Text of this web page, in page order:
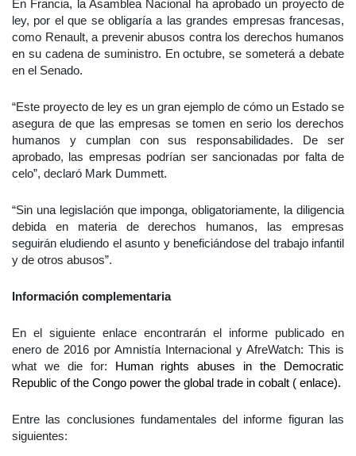
En Francia, la Asamblea Nacional ha aprobado un proyecto de
ley, por el que se obligaría a las grandes empresas francesas,
como Renault, a prevenir abusos contra los derechos humanos
en su cadena de suministro. En octubre, se someterá a debate
en el Senado.
“Este proyecto de ley es un gran ejemplo de cómo un Estado se
asegura de que las empresas se tomen en serio los derechos
humanos y cumplan con sus responsabilidades. De ser
aprobado, las empresas podrían ser sancionadas por falta de
celo”, declaró Mark Dummett.
“Sin una legislación que imponga, obligatoriamente, la diligencia
debida en materia de derechos humanos, las empresas
seguirán eludiendo el asunto y beneficiándose del trabajo infantil
y de otros abusos”.
Información complementaria
En el siguiente enlace encontrarán el informe publicado en
enero de 2016 por Amnistía Internacional y AfreWatch: This is
what we die for: Human rights abuses in the Democratic
Republic of the Congo power the global trade in cobalt ( enlace).
Entre las conclusiones fundamentales del informe figuran las
siguientes: